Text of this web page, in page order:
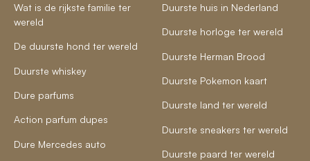
Wat is de rijkste familie ter
wereld
De duurste hond ter wereld
Duurste whiskey
Dure parfums
Action parfum dupes
Dure Mercedes auto
Duurste huis in Nederland
Duurste horloge ter wereld
Duurste Herman Brood
Duurste Pokemon kaart
Duurste land ter wereld
Duurste sneakers ter wereld
Duurste paard ter wereld